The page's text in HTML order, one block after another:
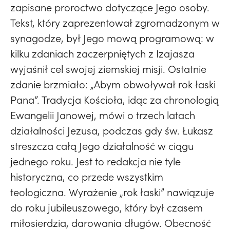
zapisane proroctwo dotyczące Jego osoby.
Tekst, który zaprezentował zgromadzonym w
synagodze, był Jego mową programową: w
kilku zdaniach zaczerpniętych z Izajasza
wyjaśnił cel swojej ziemskiej misji. Ostatnie
zdanie brzmiało: „Abym obwoływał rok łaski
Pana”. Tradycja Kościoła, idąc za chronologią
Ewangelii Janowej, mówi o trzech latach
działalności Jezusa, podczas gdy św. Łukasz
streszcza całą Jego działalność w ciągu
jednego roku. Jest to redakcja nie tyle
historyczna, co przede wszystkim
teologiczna. Wyrażenie „rok łaski” nawiązuje
do roku jubileuszowego, który był czasem
miłosierdzia, darowania długów. Obecność